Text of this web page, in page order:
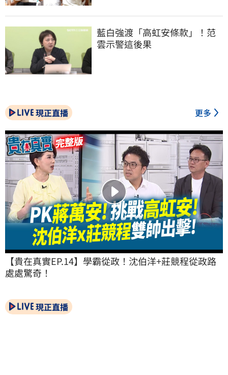
藍白強渡「高虹安條款」！范
雲示警這後果
現正直播 更多
【貴在真實EP.14】學霸從政！沈伯洋+莊競程從政路
處處驚奇！
現正直播